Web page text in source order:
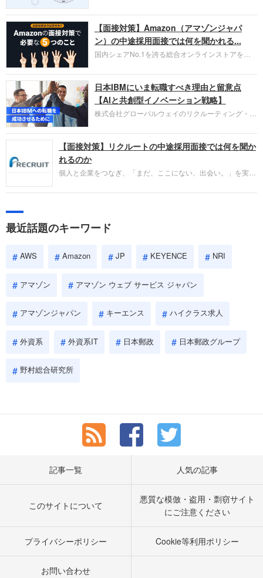
お勧めするイチオシ企業をご紹介します。今回はク
ラウド型CRMプラットフォームを提供する
HubSpot Japan（ハブスポット・ジャパン）株式会
社です。採用面接対策の企業研究にご活用くださ
い。
【面接対策】Amazon（アマゾンジャパ
ン）の中途採用面接では何を聞かれる...
国内シェアNo.1を誇る総合オンラインストアを運
圧倒的な存在感を持つAmazon。中途採用面接では
過去の具体的な業務成果やリーダーシップの発揮、
失敗からの学びが重視され、人間性やカルチャーフ
ィットも評価対象となり、長期的に成長できる仲間
であるかを多角的に審査されます。
日本IBMにいま転職すべき理由と留意点
【AIと共創型イノベーション戦略】
株式会社グローバルウェイのリクルーティング・パ
パーソンが利用する企業口コミサイト「キャリコ
ネ」の転職エージェントがお勧めするイチオシ企業
IBMです。採用面接対策の企業研究にご活用くださ
い。
【面接対策】リクルートの中途採用面接では何を聞か
れるのか
個人と企業をつなぎ、「まだ、ここにない、出会い。」を実現
やこれまでの成果を具体的に問われるほか、「人間性」も評価
しょう。
最近話題のキーワード
AWS Amazon JP KEYENCE NRI
アマゾン アマゾン ウェブ サービス ジャパン
アマゾンジャパン キーエンス ハイクラス求人
外資系 外資系IT 日本郵政 日本郵政グループ
野村総合研究所
記事一覧 人気の記事
このサイトについて
悪質な模倣・盗用・剽窃サイト
にご注意ください
プライバシーポリシー Cookie等利用ポリシー
お問い合わせ